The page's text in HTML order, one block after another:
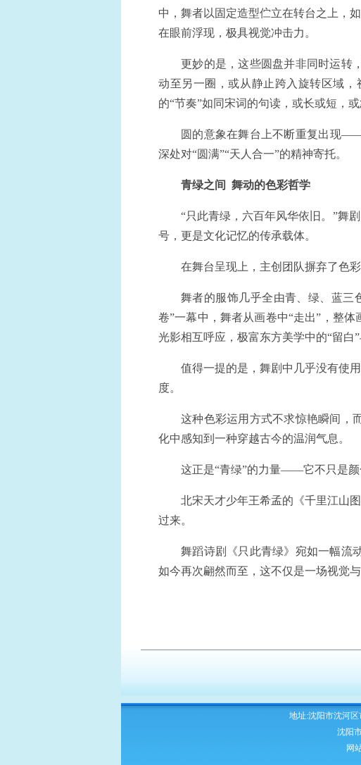
中，舞者以固定造型伫立在转台之上
在眼前浮现，极具视觉冲击力。
更妙的是，这些圆盘并非同时运转
动至另一圈，或从静止跨入旋转区域
的“节奏”如同宋词的句读，或长或短，或
圆的意象在舞台上不断重复出现
深处对“圆满”“天人合一”的精神寄托。
青绿之间 舞动的色彩哲学
“只此青绿，六百年风华依旧。”舞
号，更是文化记忆的传承载体。
在舞台呈现上，主创团队摒弃了色
舞者的服饰几乎全由青、绿、蓝三
卷”一幕中，舞者从画卷中“走出”，整
光影相互呼应，极富东方美学中的“留白”
值得一提的是，舞剧中几乎没有使
度。
这种色彩运用方式不求惊艳瞬间，
化中感知到一种穿越古今的温润气息。
这正是“青绿”的力量——它不只是颜
北宋天才少年王希孟的《千里江山
过来。
舞蹈诗剧《只此青绿》宛如一幅流
如今再次翩然而至，这不仅是一场视觉
地址:沈阳市沈河区
沈阳
网